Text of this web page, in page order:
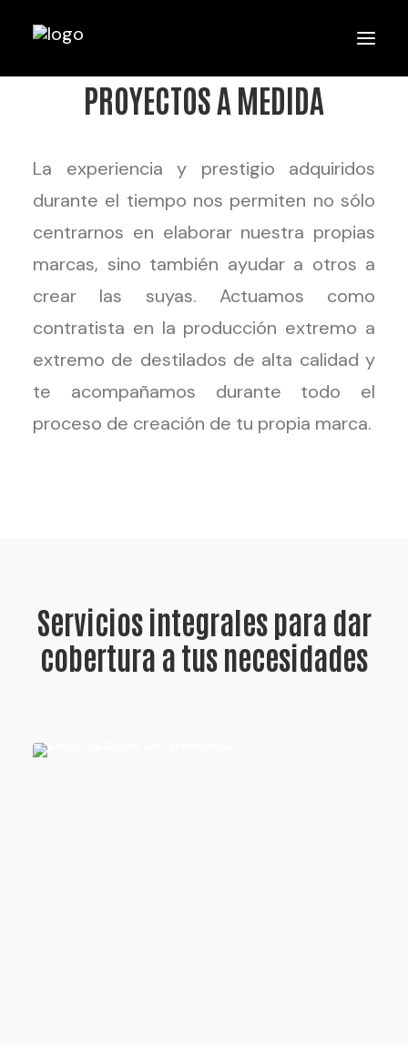
PROYECTOS A MEDIDA
La experiencia y prestigio adquiridos
durante el tiempo nos permiten no sólo
centrarnos en elaborar nuestra propias
marcas, sino también ayudar a otros a
crear las suyas. Actuamos como
contratista en la producción extremo a
extremo de destilados de alta calidad y
te acompañamos durante todo el
proceso de creación de tu propia marca.
Servicios integrales para dar
cobertura a tus necesidades